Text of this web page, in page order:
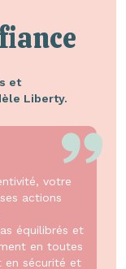
et
Liberty.
votre
actions
équilibrés et
en toutes
en sécurité et